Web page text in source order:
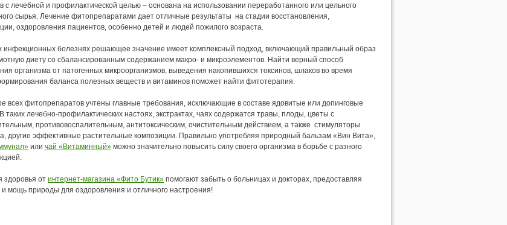
с лечебной и профилактической целью – основана на использовании переработанного или цельного
сырья. Лечение фитопрепаратами дает отличные результаты на стадии восстановления,
оздоровления пациентов, особенно детей и людей пожилого возраста.
инфекционных болезнях решающее значение имеет комплексный подход, включающий правильный образ
диету со сбалансированным содержанием макро- и микроэлементов. Найти верный способ
организма от патогенных микроорганизмов, выведения накопившихся токсинов, шлаков во время
баланса полезных веществ и витаминов поможет найти фитотерапия.
всех фитопрепаратов учтены главные требования, исключающие в составе ядовитые или допинговые
таких лечебно-профилактических настоях, экстрактах, чаях содержатся травы, плоды, цветы с
противовоспалительным, антитоксическим, очистительным действием, а также стимуляторы
другие эффективные растительные композиции. Правильно употребляя природный бальзам «Вин Вита»,
или чай «Витаминный» можно значительно повысить силу своего организма в борьбе с разного
здоровья от интернет-магазина «Фито Бутик» помогают забыть о больницах и докторах, предоставляя
и мощь природы для оздоровления и отличного настроения!